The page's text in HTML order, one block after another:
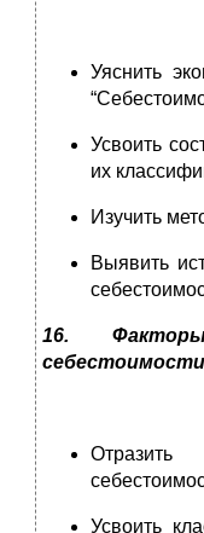
Уяснить
Усвоить
их
Изучить
Выявить
16.
Усвоить